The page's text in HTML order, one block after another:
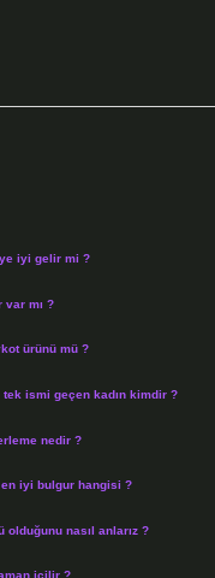
iyi gelir mi ?
var mı ?
ürünü mü ?
tek ismi geçen kadın kimdir ?
nedir ?
iyi bulgur hangisi ?
olduğunu nasıl anlarız ?